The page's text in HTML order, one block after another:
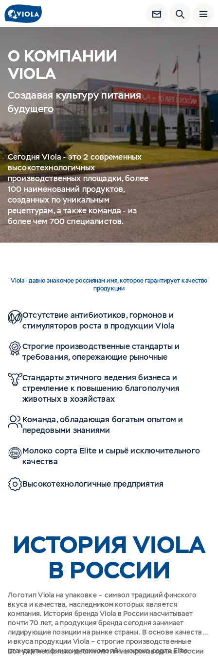
О КОМПАНИИ
VIOLA
Создавая культуру питания
будущего
Сегодня Viola - это 2 современных
высокотехнологичных
производственных площадки, более
100 наименований продуктов,
созданных по уникальным
рецептурам, а также команда - из
более чем 700 специалистов.
Viola - давно знакомое россиянам имя, которое гарантирует качество
продукции
Отсутствие антибиотиков, гормонов и
стимуляторов роста в продукции Viola
Строгие производственные стандарты и
требования, опережающие рыночные
Стандарты этичного ведения бизнеса и
стремление к повышению благополучия
животных в хозяйствах
Команда, обладающая богатым опытом и
передовыми знаниями
Молоко сорта Elite и сырьё исключительного
качества
Высокотехнологичные предприятия
ИСТОРИЯ VIOLA
В РОССИИ
Логотип Viola на упаковке – символ традиций финского
вкуса и качества, наследником которых является
компания. История бренда Viola в России насчитывает
почти 70 лет, а продукция бренда сегодня занимает
лидирующие позиции на рынке страны. В основе качества
и вкуса продукции Viola – строгие производственные
стандарты и финские технологии, молоко сорта Elite -
Вот уже несколько десятилетий мы производим в России